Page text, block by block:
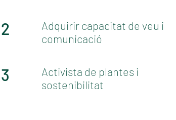
2
Adquirir capacitat de veu i
comunicació
3
Activista de plantes i
sostenibilitat